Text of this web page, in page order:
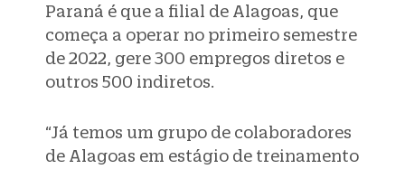
Paraná é que a filial de Alagoas, que
começa a operar no primeiro semestre
de 2022, gere 300 empregos diretos e
outros 500 indiretos.
“Já temos um grupo de colaboradores
de Alagoas em estágio de treinamento